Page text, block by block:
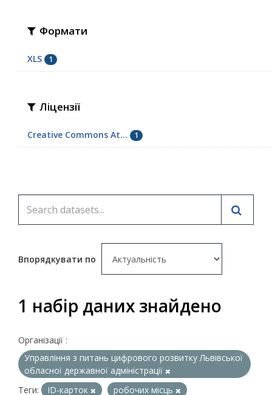
Формати
XLS 1
Ліцензії
Creative Commons At... 1
Впорядкувати по
1 набір даних знайдено
Організації :
Управління з питань цифрового розвитку Львівської
обласної державної адміністрації
Теги:
ID-карток
робочих місць